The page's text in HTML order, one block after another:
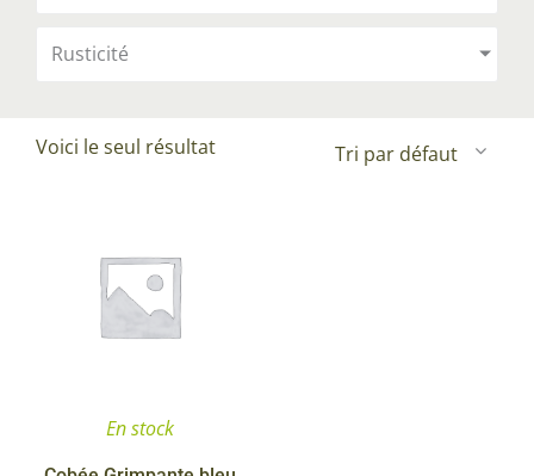
Rusticité
Voici le seul résultat
En stock